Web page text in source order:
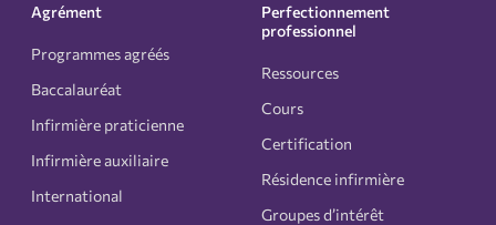
Agrément
Programmes agréés
Baccalauréat
Infirmière praticienne
Infirmière auxiliaire
International
Perfectionnement
professionnel
Ressources
Cours
Certification
Résidence infirmière
Groupes d’intérêt